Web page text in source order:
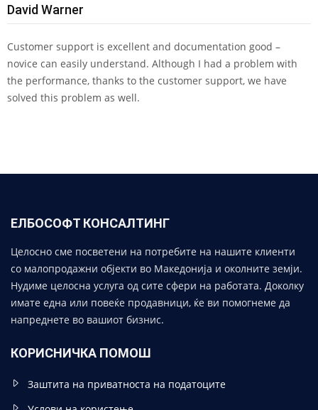
David Warner
Customer support is excellent and documentation good –
novice can easily understand. Although I had a problem with
the performance, thanks to the customer support, we have
solved this problem as well.
ЕЛБОСОФТ КОНСАЛТИНГ
Целосно сме посветени на потребите на нашите клиенти
со малопродажни објекти во Македонија и околните земји.
Нудиме целосна услуга од сите сфери на работата. Доколку
имате една или повеќе продавници, ќе ви помогнеме да
напреднете во вашиот бизнис.
КОРИСНИЧКА ПОМОШ
Заштита на приватноста на податоците